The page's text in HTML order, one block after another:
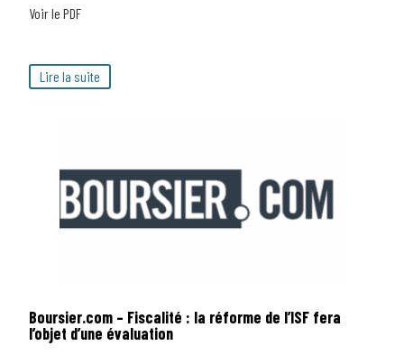
Voir le PDF
Lire la suite
Boursier.com – Fiscalité : la réforme de l’ISF fera
l’objet d’une évaluation